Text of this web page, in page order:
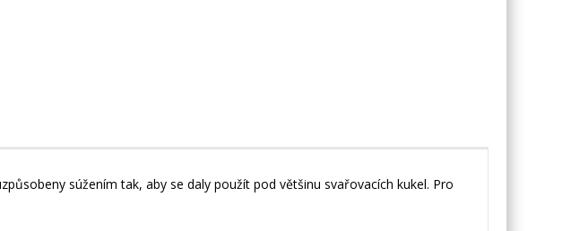
súžením tak, aby se daly použít pod většinu svařovacích kukel. Pro